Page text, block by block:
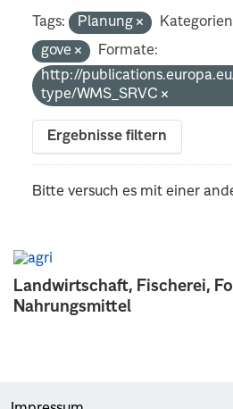
Landwirtschaft, Fischerei,
Nahrungsmittel
Tags: Planung
gove
Formate:
http://
type/WMS_SRVC
Ergebnisse filtern
Bitte versuch es mit einer